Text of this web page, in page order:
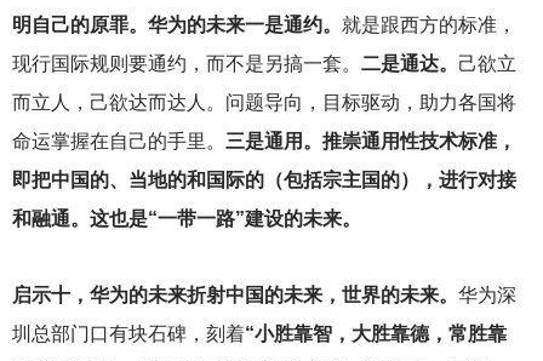
明自己的原罪。华为的未来一是通约。 就是跟西方的标准，
现行国际规则要通约，而不是另搞一套。 二是通达。 己欲立
而立人，己欲达而达人。问题导向，目标驱动，助力各国将
命运掌握在自己的手里。 三是通用。推崇通用性技术标准，
即把中国的、当地的和国际的（包括宗主国的），进行对接
和融通。这也是“一带一路”建设的未来。
启示十，华为的未来折射中国的未来，世界的未来。 华为深
圳总部门口有块石碑，刻着“小胜靠智，大胜靠德，常胜靠